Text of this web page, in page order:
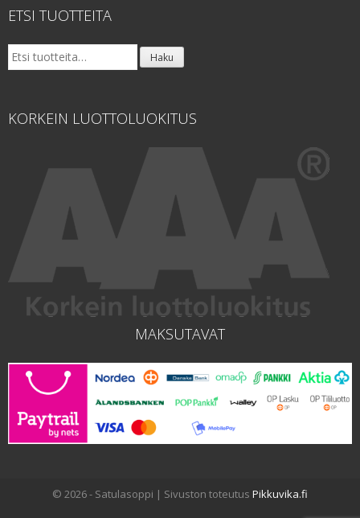
ETSI TUOTTEITA
Etsi: Haku
KORKEIN LUOTTOLUOKITUS
MAKSUTAVAT
© 2026 - Satulasoppi | Sivuston toteutus Pikkuvika.fi